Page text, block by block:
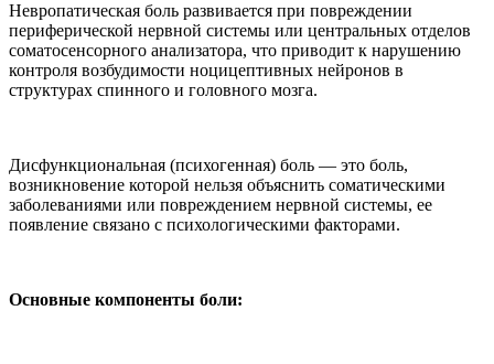
Невропатическая боль развивается при повреждении
периферической нервной системы или центральных отделов
соматосенсорного анализатора, что приводит к нарушению
контроля возбудимости ноцицептивных нейронов в
структурах спинного и головного мозга.
Дисфункциональная (психогенная) боль — это боль,
возникновение которой нельзя объяснить соматическими
заболеваниями или повреждением нервной системы, ее
появление связано с психологическими факторами.
Основные компоненты боли: